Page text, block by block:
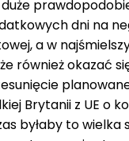
dni na
a w
również okazać
Brytanii z UE o
byłaby to wielka